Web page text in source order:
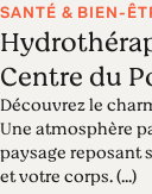
SANTÉ & BIEN-
Centre du
Découvrez le
Une atmosphère
paysage reposant
et votre corps. (...)